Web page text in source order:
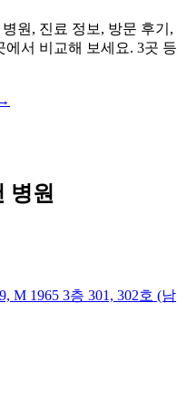
원, 진료 정보, 방문 후기,
서 비교해 보세요. 3곳 등
병원
M 1965 3층 301, 302호 (남